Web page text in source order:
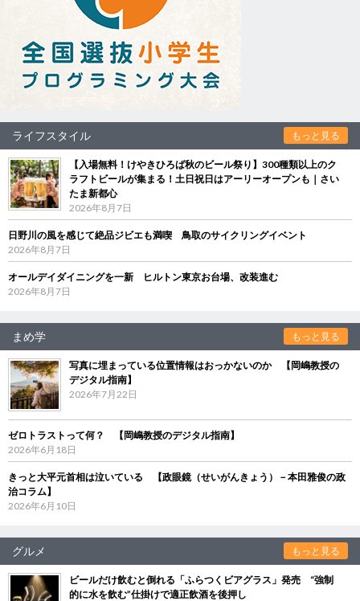
ライフスタイル もっと見る
【入場無料！けやきひろば秋のビール祭り】300種類以上のク
ラフトビールが集まる！土日祝日はアーリーオープンも｜さい
たま新都心
2026年8月7日
日野川の風を感じて絶品ジビエも満喫 鳥取のサイクリングイベント
2026年8月7日
オールデイダイニングを一新 ヒルトン東京お台場、改装進む
2026年8月7日
まめ学 もっと見る
写真に埋まっている位置情報はおっかないのか 【岡嶋教授の
デジタル指南】
2026年7月22日
ゼロトラストって何？ 【岡嶋教授のデジタル指南】
2026年6月18日
きっと大平元首相は泣いている 【政眼鏡（せいがんきょう）－本田雅俊の政
治コラム】
2026年6月10日
グルメ もっと見る
ビールだけ飲むと倒れる「ふらつくビアグラス」発売 “強制
的に水を飲む”仕掛けで適正飲酒を後押し